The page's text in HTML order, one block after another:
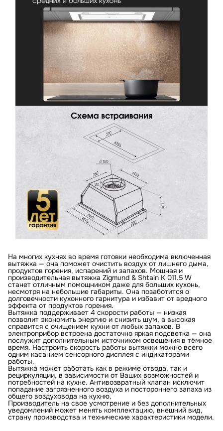
На многих кухнях во время готовки необходима включенная
вытяжка — она поможет очистить воздух от лишнего дыма,
продуктов горения, испарений и запахов. Мощная и
производительная вытяжка Zigmund & Shtain K 011.5 W
станет отличным помощником даже для больших кухонь,
несмотря на небольшие габариты. Она позаботится о
долговечности кухонного гарнитура и избавит от вредного
эффекта от продуктов горения.
Вытяжка поддерживает 4 скорости работы — низкая
позволит экономить энергию и снизить шум, а высокая
справится с очищением кухни от любых запахов. В
электроприбор встроена достаточно яркая подсветка — она
послужит дополнительным источником освещения в тёмное
время. Настроить скорость работы вытяжки можно всего
одним касанием сенсорного дисплея с индикаторами
работы.
Вытяжка может работать как в режиме отвода, так и
рециркуляции, в зависимости от Ваших возможностей и
потребностей на кухне. Антивозвратный клапан исключит
попадание загрязненного воздуха и постороннего запаха из
общего воздуховода на кухню.
Производитель на свое усмотрение и без дополнительных
уведомлений может менять комплектацию, внешний вид,
страну производства и технические характеристики модели.